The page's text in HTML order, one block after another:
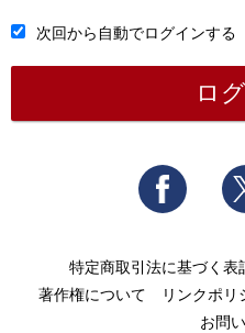
次回から自動でログインする
特定商取引法に基づく表
著作権について
リンクポリ
お問